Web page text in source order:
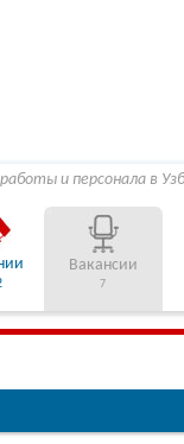
и персонала в
Вакансии
7